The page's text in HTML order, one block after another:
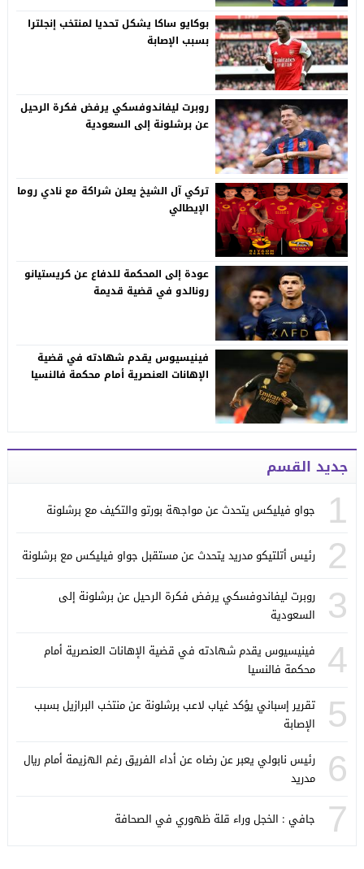
بوكايو ساكا يشكل تحديا لمنتخب إنجلترا
بسبب الإصابة
روبرت ليفاندوفسكي يرفض فكرة الرحيل
عن برشلونة إلى السعودية
تركي آل الشيخ يعلن شراكة مع نادي روما
الإيطالي
عودة إلى المحكمة للدفاع عن كريستيانو
رونالدو في قضية قديمة
فينيسيوس يقدم شهادته في قضية
الإهانات العنصرية أمام محكمة فالنسيا
جديد القسم
1 جواو فيليكس يتحدث عن مواجهة بورتو والتكيف مع برشلونة
2 رئيس أتلتيكو مدريد يتحدث عن مستقبل جواو فيليكس مع برشلونة
3
روبرت ليفاندوفسكي يرفض فكرة الرحيل عن برشلونة إلى
السعودية
4
فينيسيوس يقدم شهادته في قضية الإهانات العنصرية أمام
محكمة فالنسيا
5
تقرير إسباني يؤكد غياب لاعب برشلونة عن منتخب البرازيل بسبب
الإصابة
6
رئيس نابولي يعبر عن رضاه عن أداء الفريق رغم الهزيمة أمام ريال
مدريد
7 جافي : الخجل وراء قلة ظهوري في الصحافة